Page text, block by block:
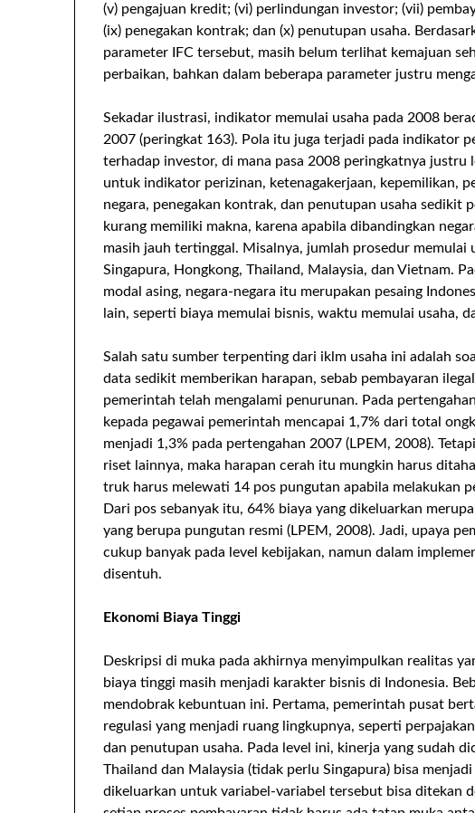
(v) pengajuan kredit; (vi) perlindungan investor; (vii)
(ix) penegakan kontrak; dan (x) penutupan usaha.
parameter IFC tersebut, masih belum terlihat kemajuan
perbaikan, bahkan dalam beberapa parameter justru
Sekadar ilustrasi, indikator memulai usaha pada 2008
2007 (peringkat 163). Pola itu juga terjadi pada indikator
terhadap investor, di mana pasa 2008 peringkatnya justru
untuk indikator perizinan, ketenagakerjaan, kepemilikan,
negara, penegakan kontrak, dan penutupan usaha sedikit
kurang memiliki makna, karena apabila dibandingkan
masih jauh tertinggal. Misalnya, jumlah prosedur memulai
Singapura, Hongkong, Thailand, Malaysia, dan Vietnam.
modal asing, negara-negara itu merupakan pesaing
lain, seperti biaya memulai bisnis, waktu memulai usaha,
Salah satu sumber terpenting dari iklm usaha ini adalah
data sedikit memberikan harapan, sebab pembayaran
pemerintah telah mengalami penurunan. Pada
kepada pegawai pemerintah mencapai 1,7% dari total
menjadi 1,3% pada pertengahan 2007 (LPEM, 2008).
riset lainnya, maka harapan cerah itu mungkin harus
truk harus melewati 14 pos pungutan apabila melakukan
Dari pos sebanyak itu, 64% biaya yang dikeluarkan
yang berupa pungutan resmi (LPEM, 2008). Jadi, upaya
cukup banyak pada level kebijakan, namun dalam
disentuh.
Ekonomi Biaya Tinggi
Deskripsi di muka pada akhirnya menyimpulkan realitas
biaya tinggi masih menjadi karakter bisnis di Indonesia.
mendobrak kebuntuan ini. Pertama, pemerintah pusat
regulasi yang menjadi ruang lingkupnya, seperti
dan penutupan usaha. Pada level ini, kinerja yang sudah
Thailand dan Malaysia (tidak perlu Singapura) bisa
dikeluarkan untuk variabel-variabel tersebut bisa ditekan